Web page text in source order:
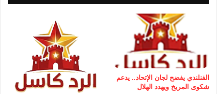
الفنلندي يفضح لجان الإتحاد.. يدعم
شكوى المريخ ويهدد الهلال